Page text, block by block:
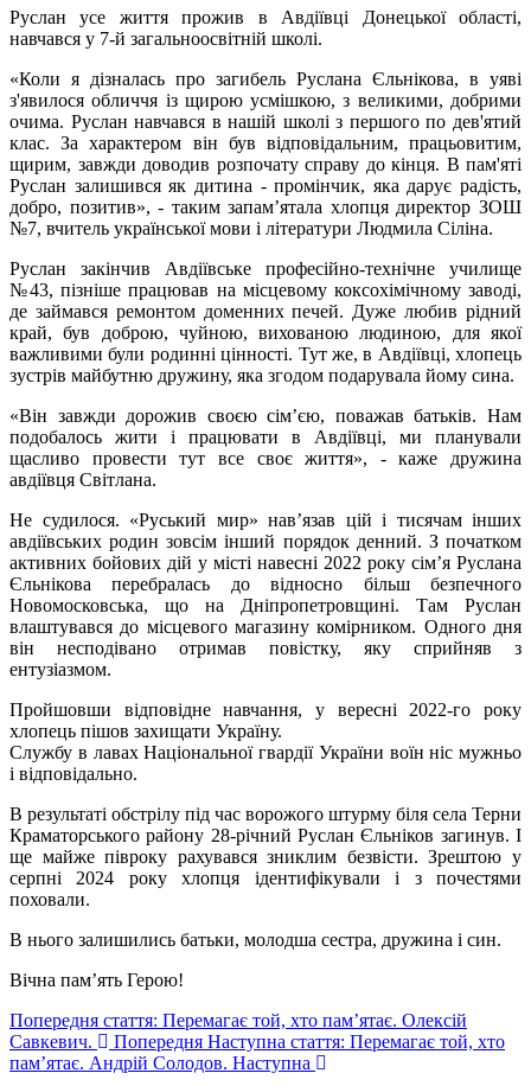
Руслан усе життя прожив в Авдіївці Донецької області,
навчався у 7-й загальноосвітній школі.
«Коли я дізналась про загибель Руслана Єльнікова, в уяві
з'явилося обличчя із щирою усмішкою, з великими, добрими
очима. Руслан навчався в нашій школі з першого по дев'ятий
клас. За характером він був відповідальним, працьовитим,
щирим, завжди доводив розпочату справу до кінця. В пам'яті
Руслан залишився як дитина - промінчик, яка дарує радість,
добро, позитив», - таким запамʼятала хлопця директор ЗОШ
№7, вчитель української мови і літератури Людмила Сіліна.
Руслан закінчив Авдіївське професійно-технічне училище
№43, пізніше працював на місцевому коксохімічному заводі,
де займався ремонтом доменних печей. Дуже любив рідний
край, був доброю, чуйною, вихованою людиною, для якої
важливими були родинні цінності. Тут же, в Авдіївці, хлопець
зустрів майбутню дружину, яка згодом подарувала йому сина.
«Він завжди дорожив своєю сім’єю, поважав батьків. Нам
подобалось жити і працювати в Авдіївці, ми планували
щасливо провести тут все своє життя», - каже дружина
авдіївця Світлана.
Не судилося. «Руський мир» навʼязав цій і тисячам інших
авдіївських родин зовсім інший порядок денний. З початком
активних бойових дій у місті навесні 2022 року сім’я Руслана
Єльнікова перебралась до відносно більш безпечного
Новомосковська, що на Дніпропетровщині. Там Руслан
влаштувався до місцевого магазину комірником. Одного дня
він несподівано отримав повістку, яку сприйняв з
ентузіазмом.
Пройшовши відповідне навчання, у вересні 2022-го року
хлопець пішов захищати Україну.
Службу в лавах Національної гвардії України воїн ніс мужньо
і відповідально.
В результаті обстрілу під час ворожого штурму біля села Терни
Краматорського району 28-річний Руслан Єльніков загинув. І
ще майже півроку рахувався зниклим безвісти. Зрештою у
серпні 2024 року хлопця ідентифікували і з почестями
поховали.
В нього залишились батьки, молодша сестра, дружина і син.
Вічна пам’ять Герою!
Попередня стаття: Перемагає той, хто пам’ятає. Олексій
Савкевич.
Попередня Наступна стаття: Перемагає той, хто
пам’ятає. Андрій Солодов. Наступна